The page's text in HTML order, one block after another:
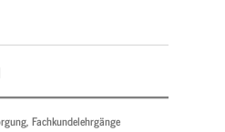
Fachkundelehrgänge